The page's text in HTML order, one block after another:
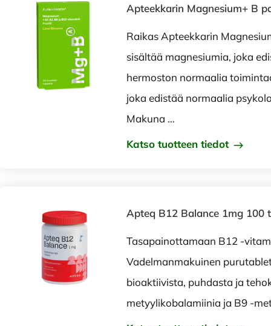
Apteekkarin Magnesium+ B
Raikas Apteekkarin
sisältää magnesiumia, joka
hermoston normaalia
joka edistää normaalia
Makuna …
Katso tuotteen tiedot
Apteq B12 Balance 1mg 100
Tasapainottamaan B12 -
Vadelmanmakuinen
bioaktiivista, puhdasta ja
metyylikobalamiinia ja B9 -